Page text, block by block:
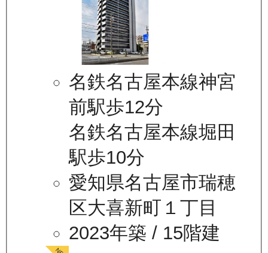
名鉄名古屋本線神宮
前駅歩12分
名鉄名古屋本線堀田
駅歩10分
愛知県名古屋市瑞穂
区大喜新町１丁目
2023年築 / 15階建